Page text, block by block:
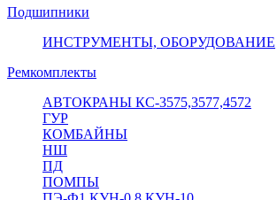
Подшипники
ИНСТРУМЕНТЫ, ОБОРУДОВАНИЕ
Ремкомплекты
АВТОКРАНЫ КС-3575,3577,4572
ГУР
КОМБАЙНЫ
НШ
ПД
ПОМПЫ